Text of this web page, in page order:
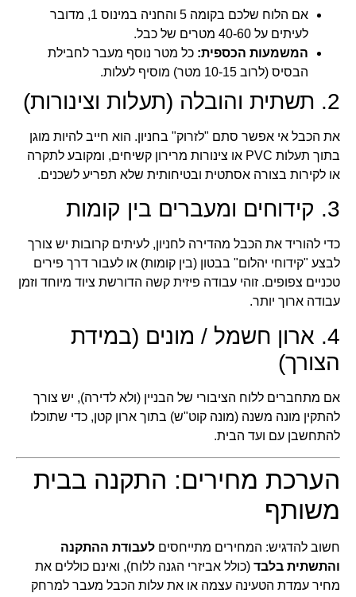
אם הלוח שלכם בקומה 5 והחניה במינוס 1, מדובר
לעיתים על 40-60 מטרים של כבל.
המשמעות הכספית: כל מטר נוסף מעבר לחבילת
הבסיס (לרוב 10-15 מטר) מוסיף לעלות.
2. תשתית והובלה (תעלות וצינורות)
את הכבל אי אפשר סתם "לזרוק" בחניון. הוא חייב להיות מוגן
בתוך תעלות PVC או צינורות מרירון קשיחים, ומקובע לתקרה
או לקירות בצורה אסתטית ובטיחותית שלא תפריע לשכנים.
3. קידוחים ומעברים בין קומות
כדי להוריד את הכבל מהדירה לחניון, לעיתים קרובות יש צורך
לבצע "קידוחי יהלום" בבטון (בין קומות) או לעבור דרך פירים
טכניים צפופים. זוהי עבודה פיזית קשה הדורשת ציוד מיוחד וזמן
עבודה ארוך יותר.
4. ארון חשמל / מונים (במידת
הצורך)
אם מתחברים ללוח הציבורי של הבניין (ולא לדירה), יש צורך
להתקין מונה משנה (מונה קוט"ש) בתוך ארון קטן, כדי שתוכלו
להתחשבן עם ועד הבית.
הערכת מחירים: התקנה בבית
משותף
חשוב להדגיש: המחירים מתייחסים לעבודת ההתקנה
והתשתית בלבד (כולל אביזרי הגנה ללוח), ואינם כוללים את
מחיר עמדת הטעינה עצמה או את עלות הכבל מעבר למרחק